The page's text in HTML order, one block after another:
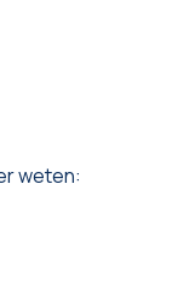
weten: